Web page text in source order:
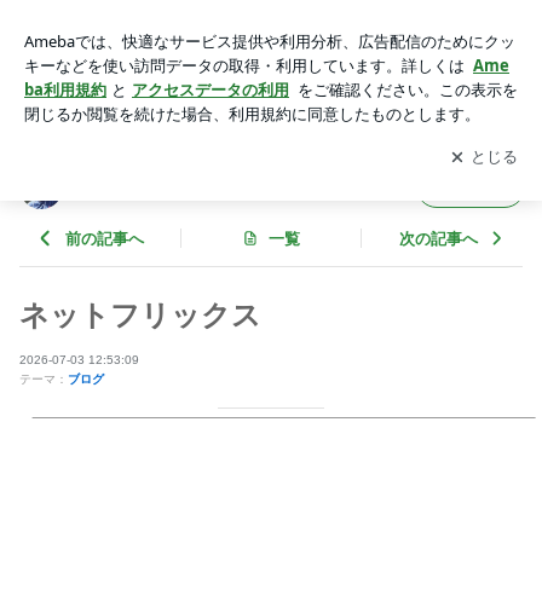
by Amebaアプリをダウンロードして ブログの更新通知
を受け取りまし
ょう。
開く
前の記事へ 一覧 次の記事へ
ネットフリックス
2026-07-03 12:53:09
テーマ： ブログ